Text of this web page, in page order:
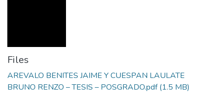
Files
AREVALO BENITES JAIME Y CUESPAN LAULATE
BRUNO RENZO – TESIS – POSGRADO.pdf(1.5 MB)